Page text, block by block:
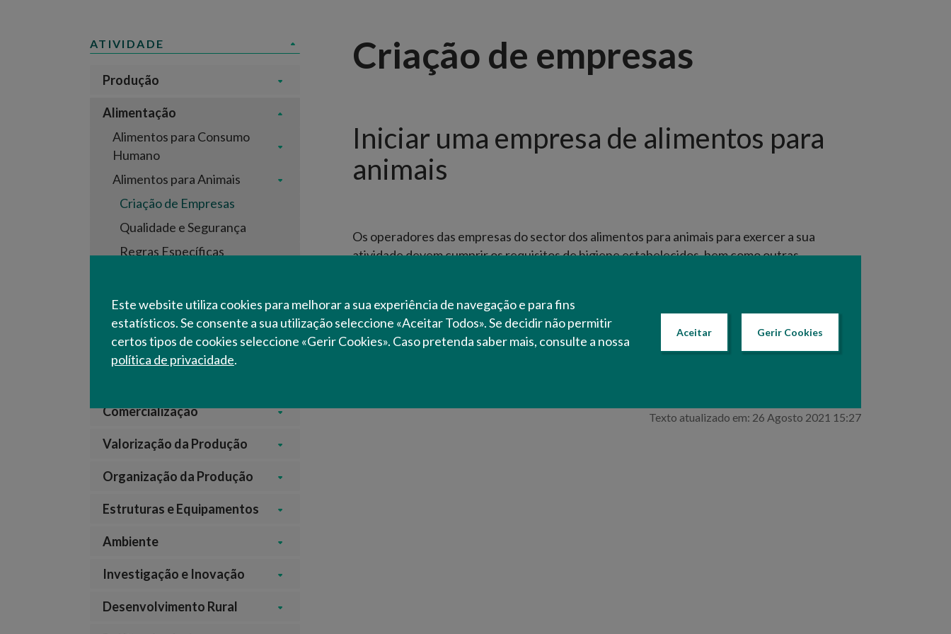
Este website utiliza cookies para melhorar a sua experiência de navegação e para fins
estatísticos. Se consente a sua utilização seleccione «Aceitar Todos». Se decidir não permitir
certos tipos de cookies seleccione «Gerir Cookies». Caso pretenda saber mais, consulte a nossa
política de privacidade.
Aceitar Gerir Cookies
ATIVIDADE
Produção
Alimentação
Alimentos para Consumo
Humano
Alimentos para Animais
Criação de Empresas
Qualidade e Segurança
Regras Específicas
Subprodutos de Origem
Animal
Combate ao Desperdício
Comercialização
Valorização da Produção
Organização da Produção
Estruturas e Equipamentos
Ambiente
Investigação e Inovação
Desenvolvimento Rural
Criação de empresas
Iniciar uma empresa de alimentos para
animais
Os operadores das empresas do sector dos alimentos para animais para exercer a sua
atividade devem cumprir os requisitos de higiene estabelecidos, bem como outras
Saiba mais noportal da DGAVsobre:
Atividades do Sector
Texto atualizado em: 26 Agosto 2021 15:27